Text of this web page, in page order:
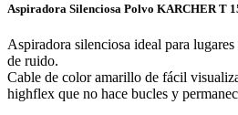
Aspiradora Silenciosa Polvo KARCHER T
Aspiradora silenciosa ideal para
de ruido.
Cable de color amarillo de fácil
highflex que no hace bucles y